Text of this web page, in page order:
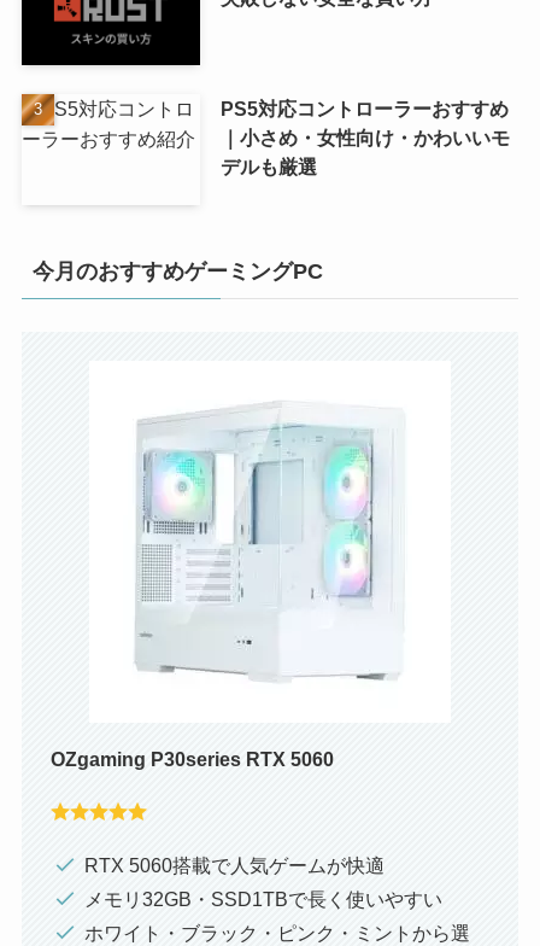
PS5対応コントローラーおすすめ
｜小さめ・女性向け・かわいいモ
デルも厳選
今月のおすすめゲーミングPC
OZgaming P30series RTX 5060
RTX 5060搭載で人気ゲームが快適
メモリ32GB・SSD1TBで長く使いやすい
ホワイト・ブラック・ピンク・ミントから選